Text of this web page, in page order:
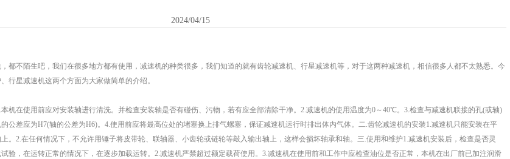
2024/04/15
不陌生吧，我们在很多地方都有使用，减速机的种类很多，我们知道的就有齿轮减速机、行星减速机等，对于这两种减速机，相信很多人都不太熟悉。今
行星减速机这两个方面为大家做简单的介绍。
在使用前应对安装轴进行清洗。并检查安装轴是否有碰伤、污物，若有应全部清除干净。2.减速机的使用温度为0～40℃。3.检查与减速机联接的孔(或轴)
公差应为H7(轴的公差为H6)。4.使用前应将最高位处的堵塞换上排气螺塞，保证减速机运行时排出体内气体。二.齿轮减速机的安装1.减速机只能安装在平
。2.在任何情况下，不允许用锤子将皮带轮、联轴器、小齿轮或链轮等敲入输出轴上，这样会损坏轴承和轴。三.使用和维护1.减速机安装后，检查是否灵
验，在运转正常的情况下，在逐步加载运转。2.减速机严禁超过额定载荷使用。3.减速机在使用前和工作中应检查油位是否正常，本机在出厂前已加注润滑